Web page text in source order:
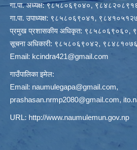
गा.पा. अध्यक्ष: ९८५८०६९०४०,
गा.पा. उपाध्यक्ष: ९८५८०६९०४१,
प्रमुख प्रशासकीय अधिकृत: ९८५८०६९०६०,
सूचना अधिकारी: ९८५८०६९०४२,
Email: kcindra421@gmail.com
गाउँपालिका इमेल:
Email: naumulegapa@gmail.com,
prashasan.nrmp2080@gmail.com,
URL: http://www.naumulemun.gov.np